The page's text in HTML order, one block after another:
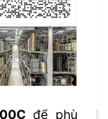
và độ bền
chịu được
phương
để phù